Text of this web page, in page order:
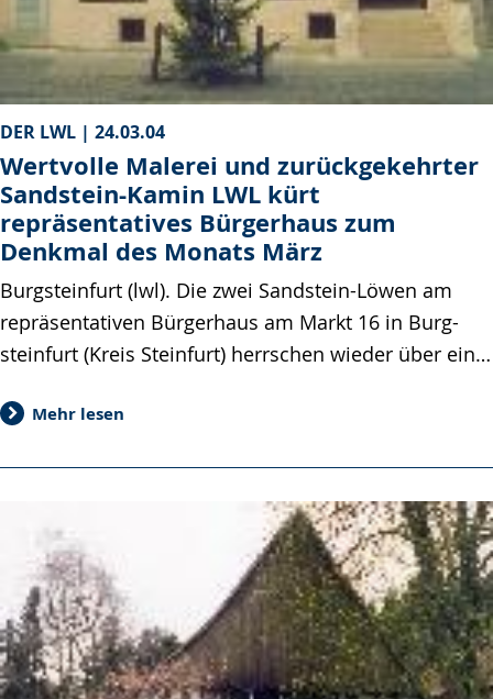
DER LWL | 24.03.04
Wertvolle Malerei und zurückgekehrter
Sandstein-Kamin LWL kürt
repräsentatives Bürgerhaus zum
Denkmal des Monats März
Burgsteinfurt (lwl). Die zwei Sandstein-Löwen am
repräsentativen Bürgerhaus am Markt 16 in Burg-
steinfurt (Kreis Steinfurt) herrschen wieder über ein…
Mehr lesen